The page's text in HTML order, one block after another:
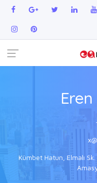
Kümbet Hatun, Elmalı